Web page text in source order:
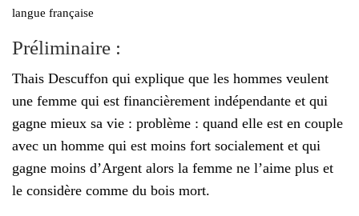
l
langue française
Préliminaire :
Thais Descuffon qui explique que les hommes veulent
une femme qui est financièrement indépendante et qui
gagne mieux sa vie : problème : quand elle est en couple
avec un homme qui est moins fort socialement et qui
gagne moins d’Argent alors la femme ne l’aime plus et
le considère comme du bois mort.